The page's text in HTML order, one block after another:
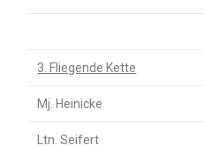
3. Fliegende Kette
Mj. Heinicke
Ltn. Seifert